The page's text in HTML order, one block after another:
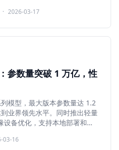
· 2026-03-17
参数量突破 1 万亿，性
模型，最大版本参数量达 1.2
业界领先水平。同时推出轻量
备优化，支持本地部署和离
03-16